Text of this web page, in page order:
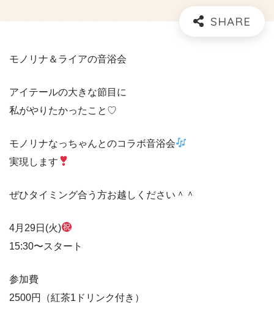
モノリナ＆ライアの音浴会
アイテールの大きな節目に
私がやりたかったこと♡
モノリナなっちゃんとのコラボ音浴会
実現します
ぜひタイミング合う方お越しください＾＾
4月29日(火)
15:30〜スタート
参加費
2500円（紅茶1ドリンク付き）